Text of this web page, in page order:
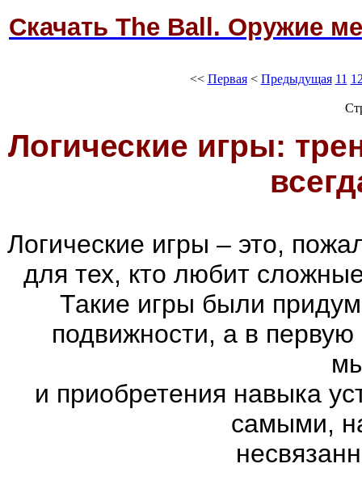
Скачать The Ball. Оружие
<< Первая< Предыдущая 11
Логические игры:
Логические игры – это,
для тех, кто любит
Такие игры были
подвижности, а в первую
и приобретения навыка
самыми,